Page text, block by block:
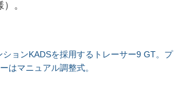
。
ションKADSを採用するトレーサー9 GT。プ
はマニュアル調整式。